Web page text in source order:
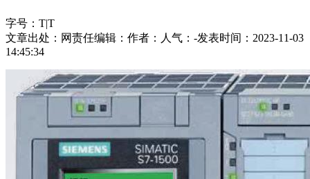
字号： TT
文章出处： 网责任编辑： 作者： 人气： -发表时间：2023-11-03
14:45:34